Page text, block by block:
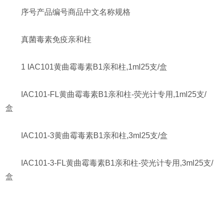
序号产品编号商品中文名称规格
真菌毒素免疫亲和柱
1 IAC101黄曲霉毒素B1亲和柱,1ml25支/盒
IAC101-FL黄曲霉毒素B1亲和柱-荧光计专用,1ml25支/
盒
IAC101-3黄曲霉毒素B1亲和柱,3ml25支/盒
IAC101-3-FL黄曲霉毒素B1亲和柱-荧光计专用,3ml25支/
盒